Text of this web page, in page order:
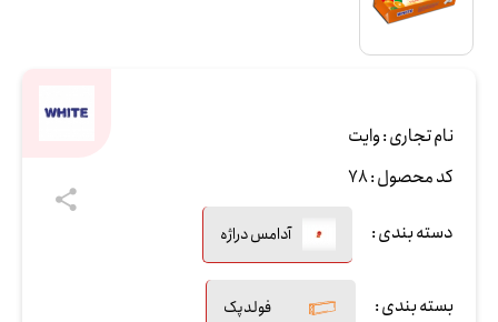
نام تجاری :وایت
کد محصول :78
دسته بندی : آدامس دراژه
بسته بندی : فولدپک